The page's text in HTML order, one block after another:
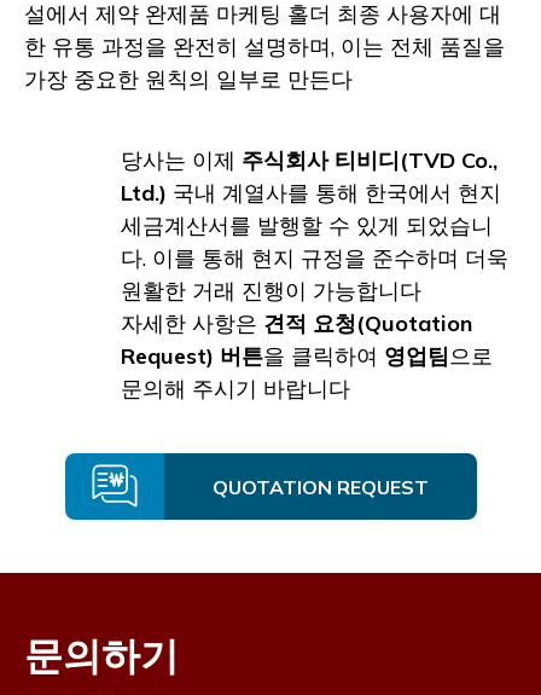
설에서 제약 완제품 마케팅 홀더 최종 사용자에 대
한 유통 과정을 완전히 설명하며, 이는 전체 품질을
가장 중요한 원칙의 일부로 만든다
당사는 이제 주식회사 티비디(TVD Co.,
Ltd.) 국내 계열사를 통해 한국에서 현지
세금계산서를 발행할 수 있게 되었습니
다. 이를 통해 현지 규정을 준수하며 더욱
원활한 거래 진행이 가능합니다
자세한 사항은 견적 요청(Quotation
Request) 버튼을 클릭하여 영업팀으로
문의해 주시기 바랍니다
QUOTATION REQUEST
문의하기